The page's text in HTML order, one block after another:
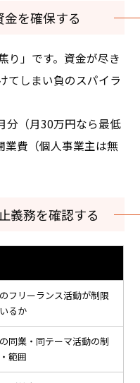
を確保する
り」です。資金が尽き
てしまい負のスパイラ
（月30万円なら最低
業費（個人事業主は無
義務を確認する
フリーランス活動が制限
るか
同業・同テーマ活動の制
範囲